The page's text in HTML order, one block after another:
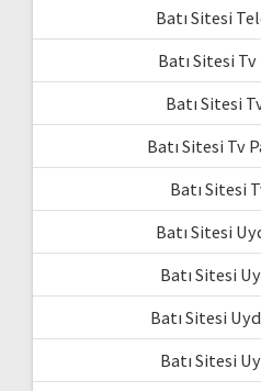
Batı Sitesi
Batı Sitesi
Batı Sitesi
Batı Sitesi Tv
Batı Sitesi
Batı Sitesi
Batı Sitesi
Batı Sitesi
Batı Sitesi